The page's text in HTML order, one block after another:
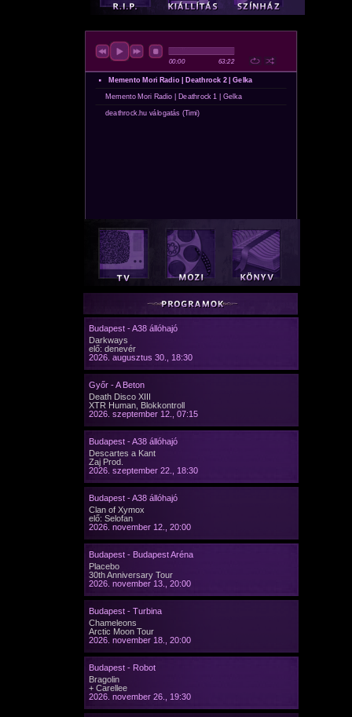
Budapest - A38 állóhajó
Darkways
elő: denevér
2026. augusztus 30., 18:30
Győr - A Beton
Death Disco XIII
XTR Human, Blokkontroll
2026. szeptember 12., 07:15
Budapest - A38 állóhajó
Descartes a Kant
Zaj Prod.
2026. szeptember 22., 18:30
Budapest - A38 állóhajó
Clan of Xymox
elő: Selofan
2026. november 12., 20:00
Budapest - Budapest Aréna
Placebo
30th Anniversary Tour
2026. november 13., 20:00
Budapest - Turbina
Chameleons
Arctic Moon Tour
2026. november 18., 20:00
Budapest - Robot
Bragolin
+ Carellee
2026. november 26., 19:30